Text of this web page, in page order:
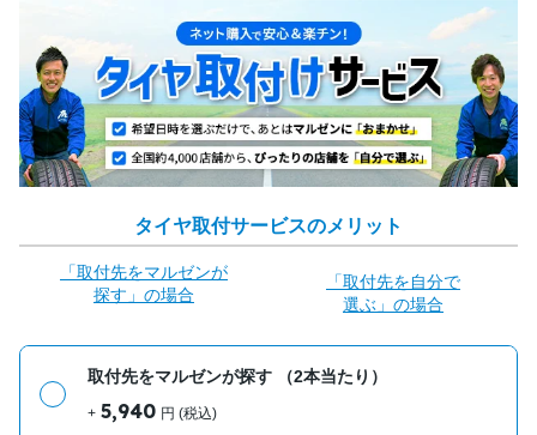
タイヤ取付サービスのメリット
「取付先をマルゼンが
探す」の場合
「取付先を自分で
選ぶ」の場合
取付先をマルゼンが探す （2本当たり）
+ 5,940 円 (税込)